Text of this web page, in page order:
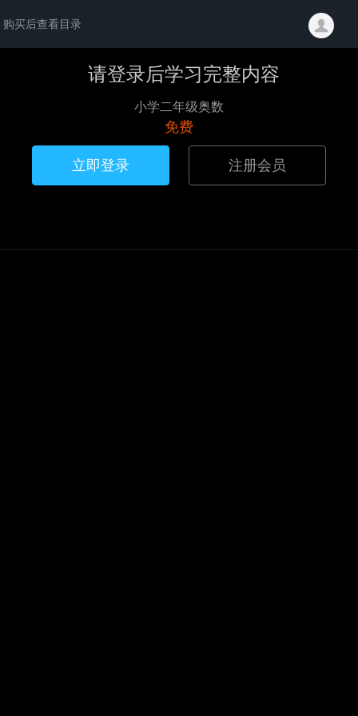
购买后查看目录
请登录后学习完整内容
小学二年级奥数
免费
立即登录 注册会员